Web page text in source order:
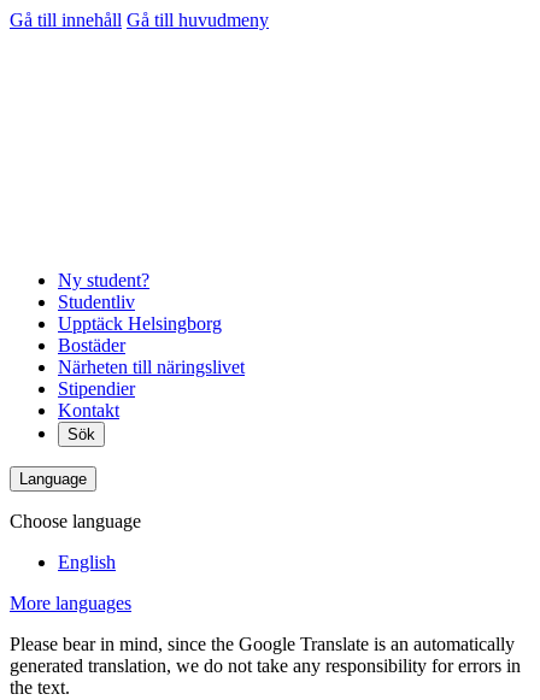
Gå till innehåll Gå till huvudmeny
Ny student?
Studentliv
Upptäck Helsingborg
Bostäder
Närheten till näringslivet
Stipendier
Kontakt
Sök
Language
Choose language
English
More languages
Please bear in mind, since the Google Translate is an automatically
generated translation, we do not take any responsibility for errors in
the text.